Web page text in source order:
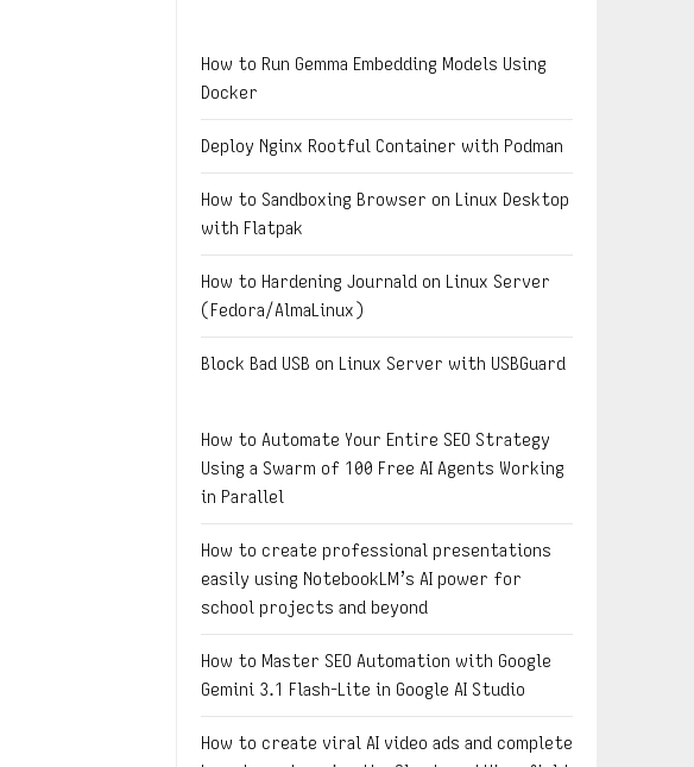
How to Run Gemma Embedding Models Using
Docker
Deploy Nginx Rootful Container with Podman
How to Sandboxing Browser on Linux Desktop
with Flatpak
How to Hardening Journald on Linux Server
(Fedora/AlmaLinux)
Block Bad USB on Linux Server with USBGuard
How to Automate Your Entire SEO Strategy
Using a Swarm of 100 Free AI Agents Working
in Parallel
How to create professional presentations
easily using NotebookLM’s AI power for
school projects and beyond
How to Master SEO Automation with Google
Gemini 3.1 Flash-Lite in Google AI Studio
How to create viral AI video ads and complete